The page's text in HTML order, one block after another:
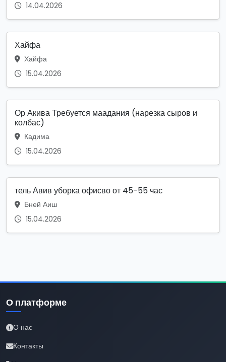
14.04.2026
Хайфа
Хайфа
15.04.2026
Ор Акива Требуется маадания (нарезка сыров и
колбас)
Кадима
15.04.2026
тель Авив уборка офисво от 45-55 час
Бней Аиш
15.04.2026
О платформе
О нас
Контакты